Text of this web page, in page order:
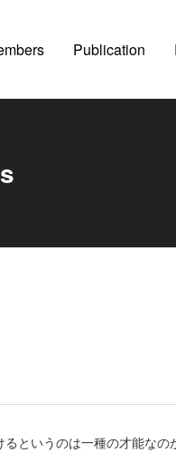
Publication
というのは一種の才能な